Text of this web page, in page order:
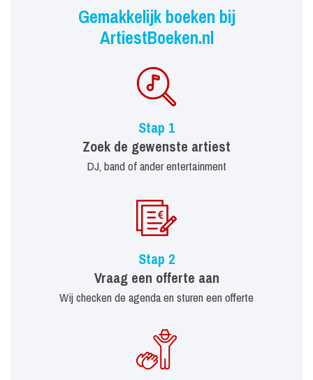
Gemakkelijk boeken bij
ArtiestBoeken.nl
Stap 1
Zoek de gewenste artiest
DJ, band of ander entertainment
Stap 2
Vraag een offerte aan
Wij checken de agenda en sturen een offerte